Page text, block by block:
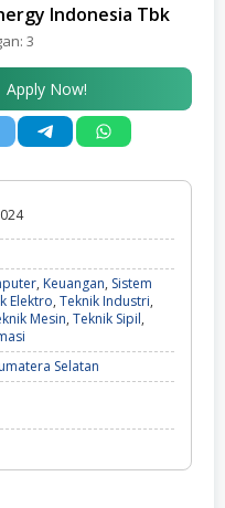
Indonesia Tbk
3
Apply Now!
, Keuangan, Sistem
Elektro, Teknik Industri,
Mesin, Teknik Sipil,
Selatan